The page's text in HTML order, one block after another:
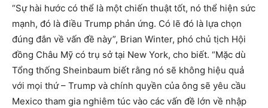
“Sự hài hước có thể là một chiến thuật tốt, nó thể hiện sức
mạnh, đó là điều Trump phản ứng. Có lẽ đó là lựa chọn
đúng đắn về vấn đề này”, Brian Winter, phó chủ tịch Hội
đồng Châu Mỹ có trụ sở tại New York, cho biết. “Mặc dù
Tổng thống Sheinbaum biết rằng nó sẽ không hiệu quả
với mọi thứ – Trump và chính quyền của ông sẽ yêu cầu
Mexico tham gia nghiêm túc vào các vấn đề lớn về nhập